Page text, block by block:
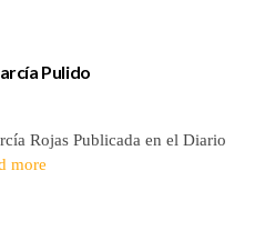
Pulido
Rojas Publicada en el Diario
more